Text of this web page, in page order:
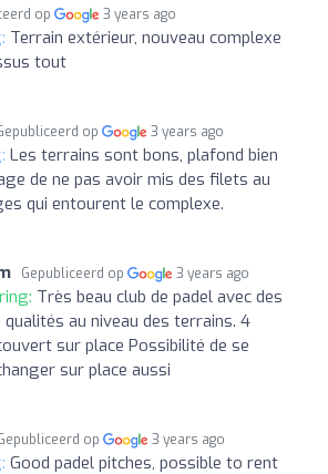
op 3 years ago
Terrain extérieur, nouveau complexe
tout
op 3 years ago
Les terrains sont bons, plafond bien
de ne pas avoir mis des filets au
qui entourent le complexe.
Gepubliceerd op 3 years ago
Très beau club de padel avec des
au niveau des terrains. 4
sur place Possibilité de se
sur place aussi
op 3 years ago
Good padel pitches, possible to rent